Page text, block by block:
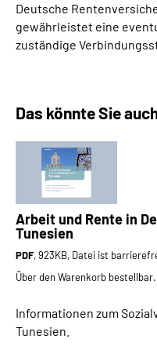
Deutsche
gewährleistet eine
zuständige
Das könnte Sie
Arbeit und Rente in
Tunesien
PDF, 923KB, Datei ist
Über den Warenkorb bestellbar.
Informationen zum
Tunesien.